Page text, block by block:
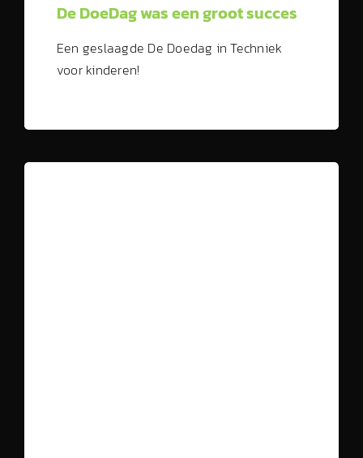
De DoeDag was een groot succes
Een geslaagde De Doedag in Techniek
voor kinderen!